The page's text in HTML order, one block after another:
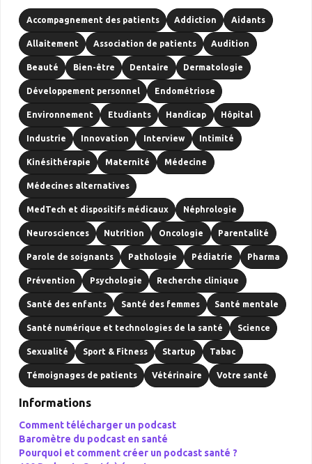
Accompagnement des patients Addiction Aidants
Allaitement Association de patients Audition
Beauté Bien-être Dentaire Dermatologie
Développement personnel Endométriose
Environnement Etudiants Handicap Hôpital
Industrie Innovation Interview Intimité
Kinésithérapie Maternité Médecine
Médecines alternatives
MedTech et dispositifs médicaux Néphrologie
Neurosciences Nutrition Oncologie Parentalité
Parole de soignants Pathologie Pédiatrie Pharma
Prévention Psychologie Recherche clinique
Santé des enfants Santé des femmes Santé mentale
Santé numérique et technologies de la santé Science
Sexualité Sport & Fitness Startup Tabac
Témoignages de patients Vétérinaire Votre santé
Informations
Comment télécharger un podcast
Baromètre du podcast en santé
Pourquoi et comment créer un podcast santé ?